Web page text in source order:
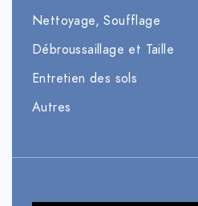
Nettoyage, Soufflage
Débroussaillage et Taille
Entretien des sols
Autres